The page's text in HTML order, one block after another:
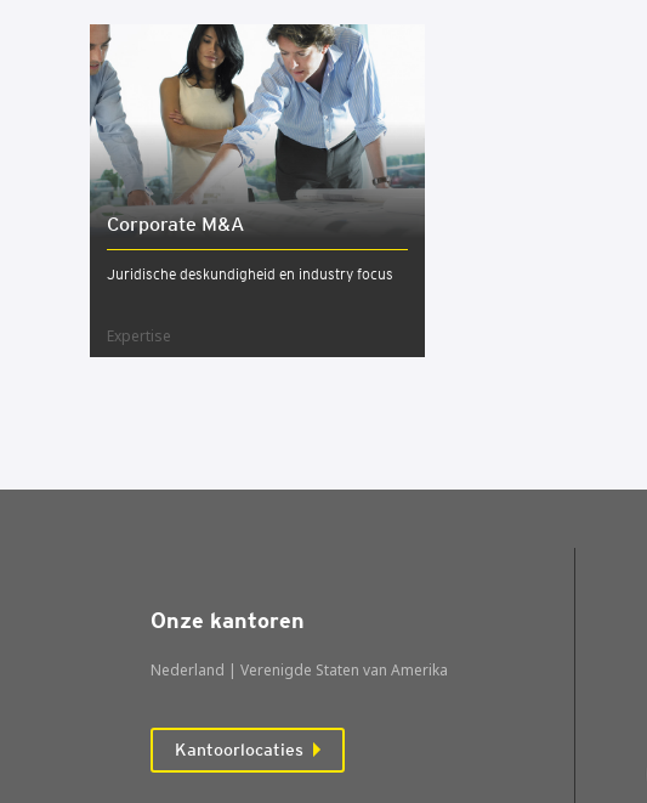
Cor­po­ra­te M&A
Juridische deskundigheid en industry focus
Expertise
Onze kantoren
Nederland | Verenigde Staten van Amerika
Kantoorlocaties